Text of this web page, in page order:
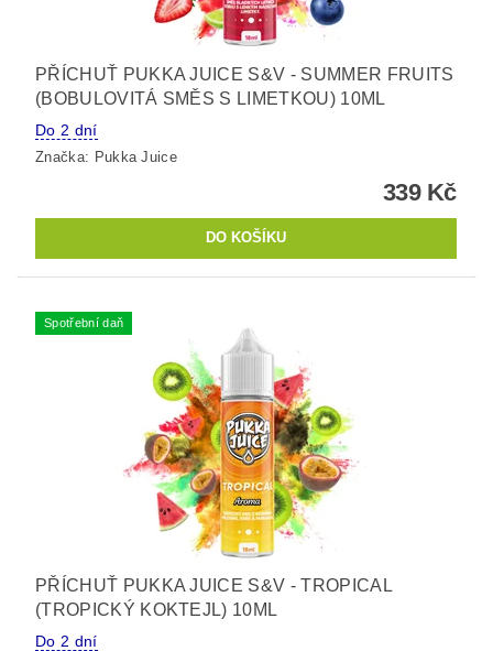
PŘÍCHUŤ PUKKA JUICE S&V - SUMMER FRUITS
(BOBULOVITÁ SMĚS S LIMETKOU) 10ML
Do 2 dní
Značka: Pukka Juice
339 Kč
Spotřební daň
PŘÍCHUŤ PUKKA JUICE S&V - TROPICAL
(TROPICKÝ KOKTEJL) 10ML
Do 2 dní